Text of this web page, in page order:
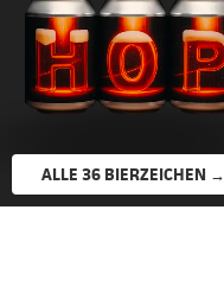
ALLE 36 BIERZEICHEN →